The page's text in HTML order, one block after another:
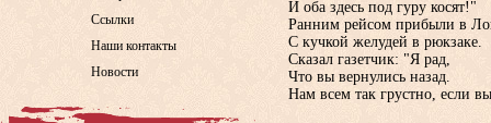
И оба здесь под гуру косят!"
Ранним рейсом прибыли в
С кучкой желудей в рюкзаке.
Сказал газетчик: "Я рад,
Что вы вернулись назад.
Нам всем так грустно, если
Ссылки
Наши контакты
Новости